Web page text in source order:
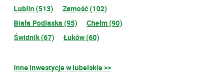
Lublin (513)
Zamość (102)
Biała Podlaska (95)
Chełm (90)
Świdnik (67)
Łuków (60)
Inne inwestycje w lubelskie >>